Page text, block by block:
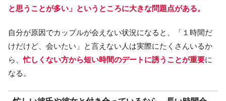
と思うことが多い」というところに大きな問題点がある。
自分が原因でカップルが会えない状況になると、「１時間だ
けだけど、会いたい」と言えない人は実際にたくさんいるか
ら、忙しくない方から短い時間のデートに誘うことが重要に
なる。